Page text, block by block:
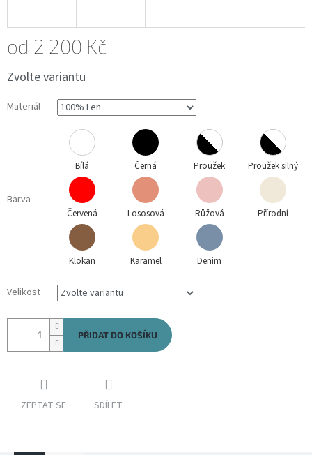
od 2 200 Kč
cena:
Zvolte variantu
Materiál
Barva
Bílá Černá Proužek Proužek silný
Červená Lososová Růžová Přírodní
Klokan Karamel Denim
Velikost
PŘIDAT DO KOŠÍKU
ZEPTAT SE SDÍLET